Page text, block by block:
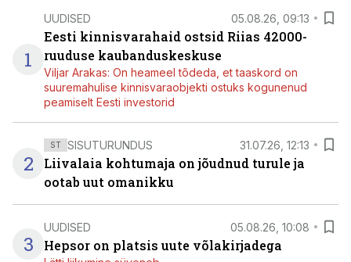
1
UUDISED 05.08.26, 09:13
Eesti kinnisvarahaid ostsid Riias 42000-
ruuduse kaubanduskeskuse
Viljar Arakas: On heameel tõdeda, et taaskord on
suuremahulise kinnisvaraobjekti ostuks kogunenud
peamiselt Eesti investorid
2
ST SISUTURUNDUS 31.07.26, 12:13
Liivalaia kohtumaja on jõudnud turule ja
ootab uut omanikku
3
UUDISED 05.08.26, 10:08
Hepsor on platsis uute võlakirjadega